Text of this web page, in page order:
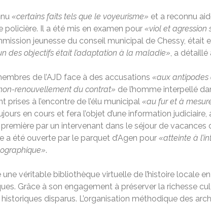
«certains faits tels que le voyeurisme» et a reconnu
policière. Il a été mis en examen pour «viol et agression
jeunesse du conseil municipal de Chessy, était
des objectifs était l’adaptation à la maladie», a détaillé
de l’AJD face à des accusations «aux antipodes
renouvellement du contrat» de l’homme interpellé
prises à l’encontre de l’élu municipal «au fur et à
en cours et fera l’objet d’une information
par un intervenant dans le séjour de vacances
a été ouverte par le parquet d’Agen pour «atteinte à
.
véritable bibliothèque virtuelle de l’histoire locale
Grâce à son engagement à préserver la richesse
disparus. L’organisation méthodique des